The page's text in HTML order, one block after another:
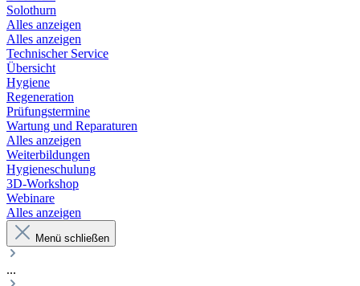
Solothurn
Alles anzeigen
Alles anzeigen
Technischer Service
Übersicht
Hygiene
Regeneration
Prüfungstermine
Wartung und Reparaturen
Alles anzeigen
Weiterbildungen
Hygieneschulung
3D-Workshop
Webinare
Alles anzeigen
Menü schließen
...